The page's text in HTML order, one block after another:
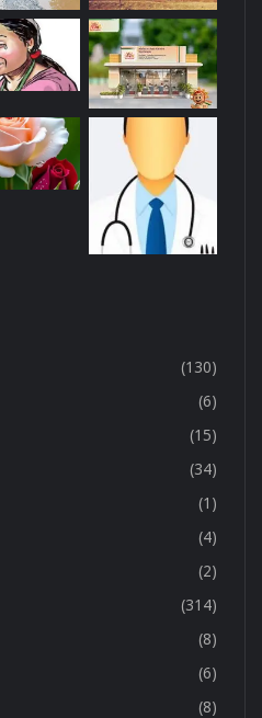
(130)
(6)
(15)
(34)
(1)
(4)
(2)
(314)
(8)
(6)
(8)